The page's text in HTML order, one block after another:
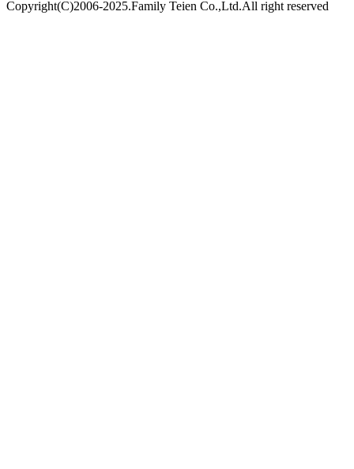
Copyright(C)2006-2025.Family Teien Co.,Ltd.All right reserved